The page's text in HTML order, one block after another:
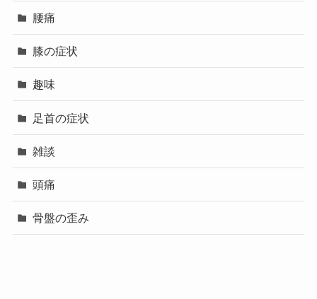
腰痛
膝の症状
趣味
足首の症状
雑談
頭痛
骨盤の歪み